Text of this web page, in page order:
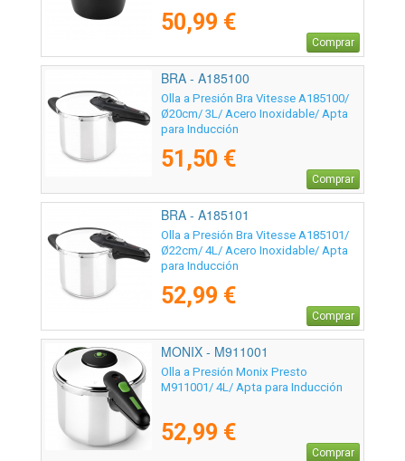
50,99 €
Comprar
BRA - A185100
Olla a Presión Bra Vitesse A185100/
Ø20cm/ 3L/ Acero Inoxidable/ Apta
para Inducción
51,50 €
Comprar
BRA - A185101
Olla a Presión Bra Vitesse A185101/
Ø22cm/ 4L/ Acero Inoxidable/ Apta
para Inducción
52,99 €
Comprar
MONIX - M911001
Olla a Presión Monix Presto
M911001/ 4L/ Apta para Inducción
52,99 €
Comprar